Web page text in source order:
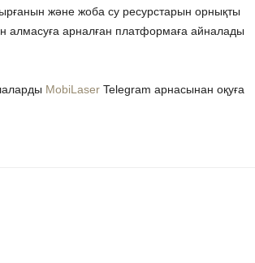
және жоба су ресурстарын орнықты
алмасуға арналған платформаға айналады
MobiLaser Telegram арнасынан оқуға